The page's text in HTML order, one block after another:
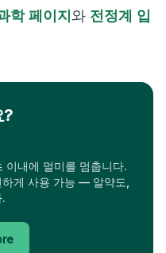
학 페이지 와 전정계 입
?
내에 멀미를 멈춥니다.
게 사용 가능 — 알약도,